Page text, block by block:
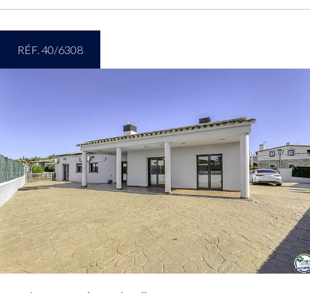
RÉF. 40/6308